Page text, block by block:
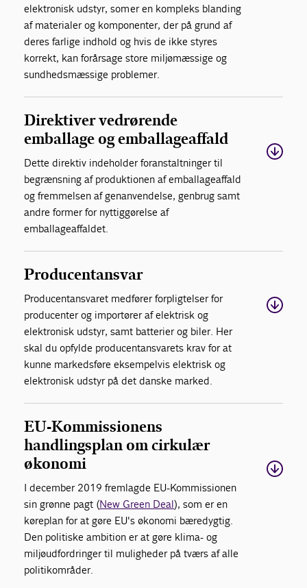
elektronisk udstyr, som er en kompleks blanding
af materialer og komponenter, der på grund af
deres farlige indhold og hvis de ikke styres
korrekt, kan forårsage store miljømæssige og
sundhedsmæssige problemer.
Direktiver vedrørende
emballage og emballageaffald
Dette direktiv indeholder foranstaltninger til
begrænsning af produktionen af emballageaffald
og fremmelsen af genanvendelse, genbrug samt
andre former for nyttiggørelse af
emballageaffaldet.
Producentansvar
Producentansvaret medfører forpligtelser for
producenter og importører af elektrisk og
elektronisk udstyr, samt batterier og biler. Her
skal du opfylde producentansvarets krav for at
kunne markedsføre eksempelvis elektrisk og
elektronisk udstyr på det danske marked.
EU-Kommissionens
handlingsplan om cirkulær
økonomi
I december 2019 fremlagde EU-Kommissionen
sin grønne pagt (New Green Deal), som er en
køreplan for at gøre EU's økonomi bæredygtig.
Den politiske ambition er at gøre klima- og
miljøudfordringer til muligheder på tværs af alle
politikområder.